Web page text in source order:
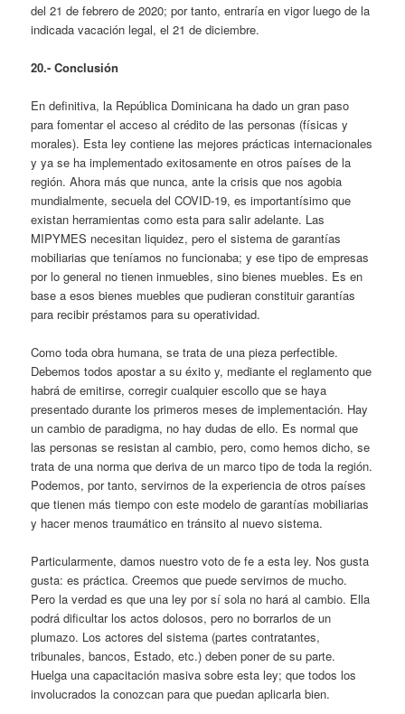
del 21 de febrero de 2020; por tanto, entraría en vigor luego de la
indicada vacación legal, el 21 de diciembre.
20.- Conclusión
En definitiva, la República Dominicana ha dado un gran paso
para fomentar el acceso al crédito de las personas (físicas y
morales). Esta ley contiene las mejores prácticas internacionales
y ya se ha implementado exitosamente en otros países de la
región. Ahora más que nunca, ante la crisis que nos agobia
mundialmente, secuela del COVID-19, es importantísimo que
existan herramientas como esta para salir adelante. Las
MIPYMES necesitan liquidez, pero el sistema de garantías
mobiliarias que teníamos no funcionaba; y ese tipo de empresas
por lo general no tienen inmuebles, sino bienes muebles. Es en
base a esos bienes muebles que pudieran constituir garantías
para recibir préstamos para su operatividad.
Como toda obra humana, se trata de una pieza perfectible.
Debemos todos apostar a su éxito y, mediante el reglamento que
habrá de emitirse, corregir cualquier escollo que se haya
presentado durante los primeros meses de implementación. Hay
un cambio de paradigma, no hay dudas de ello. Es normal que
las personas se resistan al cambio, pero, como hemos dicho, se
trata de una norma que deriva de un marco tipo de toda la región.
Podemos, por tanto, servirnos de la experiencia de otros países
que tienen más tiempo con este modelo de garantías mobiliarias
y hacer menos traumático en tránsito al nuevo sistema.
Particularmente, damos nuestro voto de fe a esta ley. Nos gusta
gusta: es práctica. Creemos que puede servirnos de mucho.
Pero la verdad es que una ley por sí sola no hará al cambio. Ella
podrá dificultar los actos dolosos, pero no borrarlos de un
plumazo. Los actores del sistema (partes contratantes,
tribunales, bancos, Estado, etc.) deben poner de su parte.
Huelga una capacitación masiva sobre esta ley; que todos los
involucrados la conozcan para que puedan aplicarla bien.